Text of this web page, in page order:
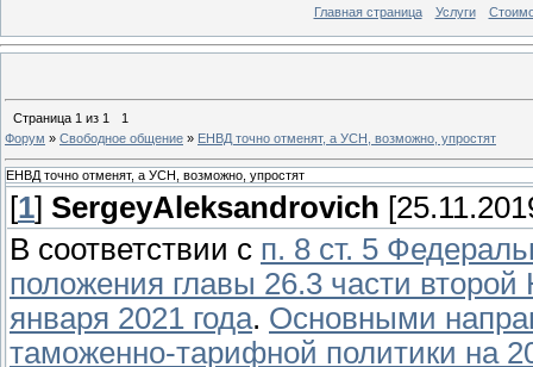
Главная страница Услуги
Страница 1 из 1
1
Форум » Свободное общение » ЕНВД точно отменят, а УСН, возможно, упростят
ЕНВД точно отменят, а УСН, возможно, упростят
[1] SergeyAleksandrovich
В соответствии с п. 8 ст. 5
положения главы 26.3 части второй
января 2021 года. Основными
таможенно-тарифной политики на